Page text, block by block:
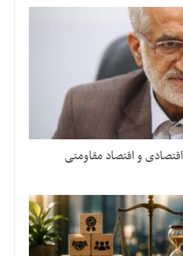
و اقتصاد مقاومتی